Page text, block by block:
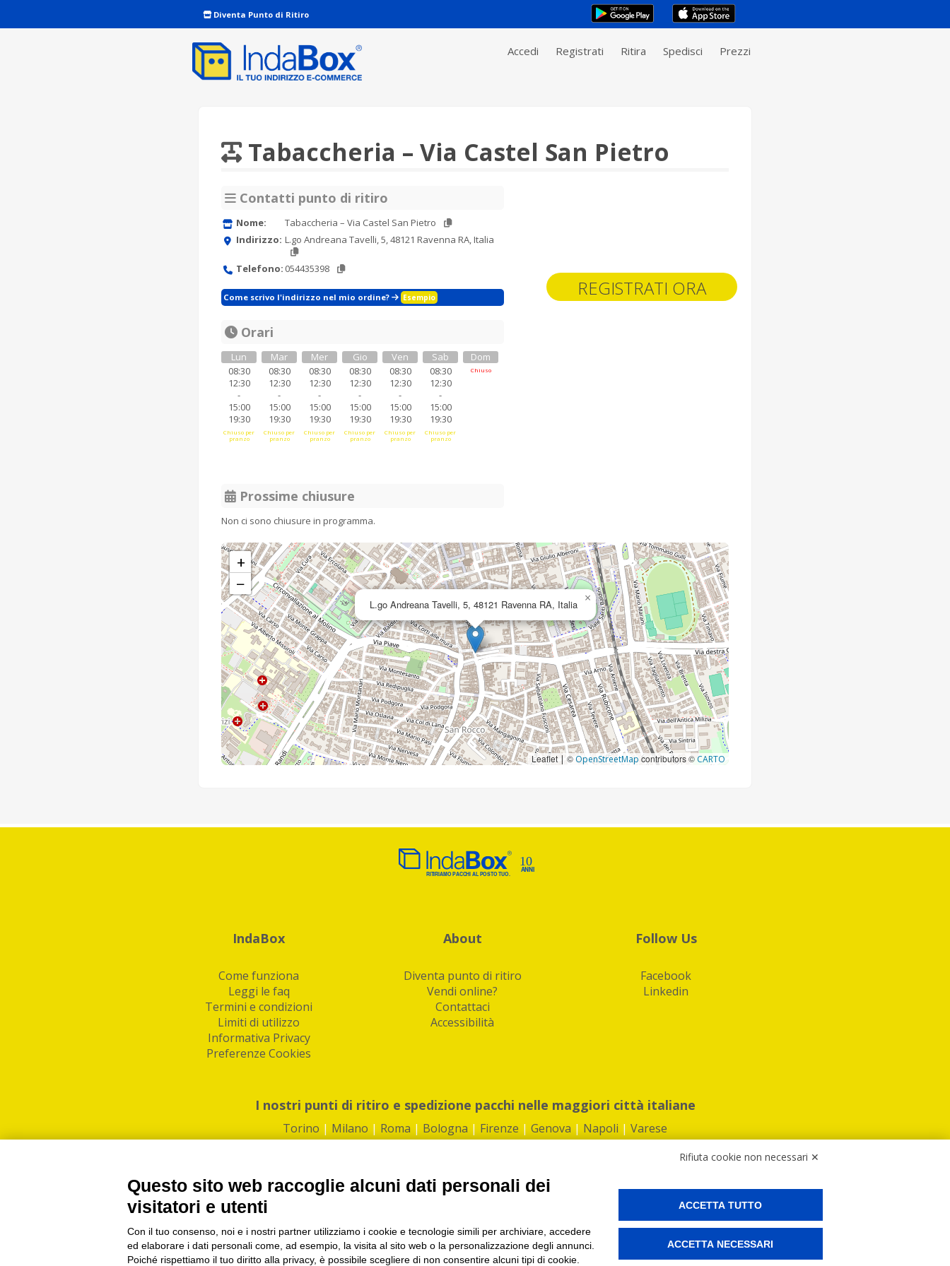
Diventa Punto di Ritiro
Accedi Registrati Ritira Spedisci Prezzi
REGISTRATI ORA
Tabaccheria – Via Castel San Pietro
Contatti punto di ritiro
Nome:
Tabaccheria – Via Castel San Pietro
Indirizzo: L.go Andreana Tavelli, 5, 48121 Ravenna RA, Italia
Telefono: 054435398
Come scrivo l'indirizzo nel mio ordine? Esempio
Orari
Lun
08:30
12:30
-
15:00
19:30
Chiuso per
pranzo
Mar
08:30
12:30
-
15:00
19:30
Chiuso per
pranzo
Mer
08:30
12:30
-
15:00
19:30
Chiuso per
pranzo
Gio
08:30
12:30
-
15:00
19:30
Chiuso per
pranzo
Ven
08:30
12:30
-
15:00
19:30
Chiuso per
pranzo
Sab
08:30
12:30
-
15:00
19:30
Chiuso per
pranzo
Dom
Chiuso
Prossime chiusure
Non ci sono chiusure in programma.
L.go Andreana Tavelli, 5, 48121 Ravenna RA, Italia ×
+
−
Leaflet | ©OpenStreetMap contributors © CARTO
IndaBox
Come funziona
Leggi le faq
Termini e condizioni
Limiti di utilizzo
Informativa Privacy
Preferenze Cookies
About
Diventa punto di ritiro
Vendi online?
Contattaci
Accessibilità
Follow Us
Facebook
Linkedin
I nostri punti di ritiro e spedizione pacchi nelle maggiori città italiane
Torino | Milano | Roma | Bologna | Firenze | Genova | Napoli | Varese
PI/CF/N°Iscr.: 10821360012 | REA: RM 1494760 | Cap.Soc.: 50.000€ |Whistleblowing|Privacy|Preferenze Cookies
IndaBox | Oltre 11.500 punti di ritiro tra Bar, Tabaccai, Edicole e Kipoint per ritirare i tuoi acquisti online e spedire i tuoi pacchi.
Rifiuta cookie non necessari ✕
Questo sito web raccoglie alcuni dati personali dei
visitatori e utenti
Con il tuo consenso, noi e i nostri partner utilizziamo i cookie e tecnologie simili per archiviare, accedere
ed elaborare i dati personali come, ad esempio, la visita al sito web o la personalizzazione degli annunci.
Poiché rispettiamo il tuo diritto alla privacy, è possibile scegliere di non consentire alcuni tipi di cookie.
ACCETTA TUTTO
ACCETTA NECESSARI